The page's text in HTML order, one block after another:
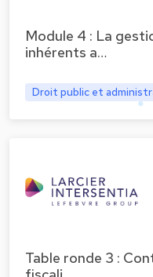
Module 4 : La
inhérents a…
Droit public et
Table ronde 3 :